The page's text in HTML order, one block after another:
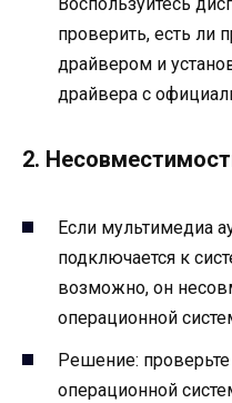
проверить, есть ли
драйвером и
драйвера с
2.
Если мультимедиа
подключается к
возможно, он
операционной
Решение:
операционной